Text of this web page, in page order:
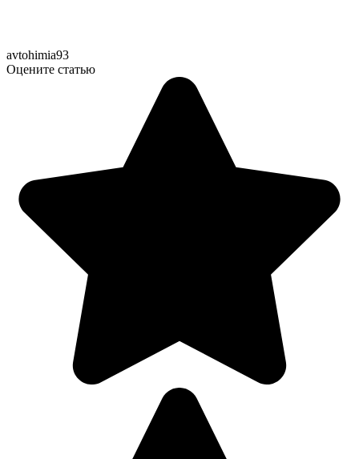
avtohimia93
Оцените статью